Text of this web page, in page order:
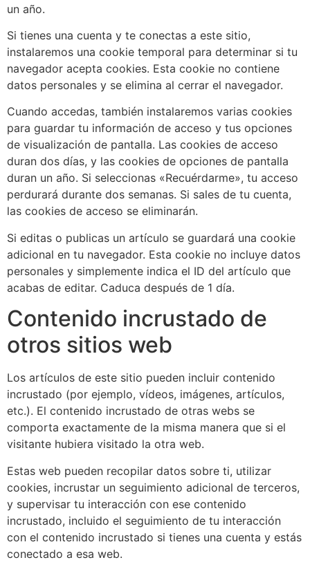
un año.
Si tienes una cuenta y te conectas a este sitio,
instalaremos una cookie temporal para determinar si tu
navegador acepta cookies. Esta cookie no contiene
datos personales y se elimina al cerrar el navegador.
Cuando accedas, también instalaremos varias cookies
para guardar tu información de acceso y tus opciones
de visualización de pantalla. Las cookies de acceso
duran dos días, y las cookies de opciones de pantalla
duran un año. Si seleccionas «Recuérdarme», tu acceso
perdurará durante dos semanas. Si sales de tu cuenta,
las cookies de acceso se eliminarán.
Si editas o publicas un artículo se guardará una cookie
adicional en tu navegador. Esta cookie no incluye datos
personales y simplemente indica el ID del artículo que
acabas de editar. Caduca después de 1 día.
Contenido incrustado de
otros sitios web
Los artículos de este sitio pueden incluir contenido
incrustado (por ejemplo, vídeos, imágenes, artículos,
etc.). El contenido incrustado de otras webs se
comporta exactamente de la misma manera que si el
visitante hubiera visitado la otra web.
Estas web pueden recopilar datos sobre ti, utilizar
cookies, incrustar un seguimiento adicional de terceros,
y supervisar tu interacción con ese contenido
incrustado, incluido el seguimiento de tu interacción
con el contenido incrustado si tienes una cuenta y estás
conectado a esa web.